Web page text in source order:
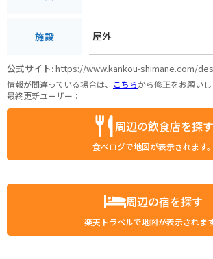
施設 屋外
公式サイト:https://www.kankou-shimane.com/
情報が間違っている場合は、 こちらから修正をお願いし
最終更新ユーザー：
周辺の飲食店を探す
食べログで地図が表示されます。
周辺の宿を探す
楽天トラベルで地図が表示されます